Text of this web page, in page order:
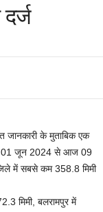
जानकारी के मुताबिक एक
में 01 जून 2024 से आज 09
में सबसे कम 358.8 मिमी
मिमी, बलरामपुर में